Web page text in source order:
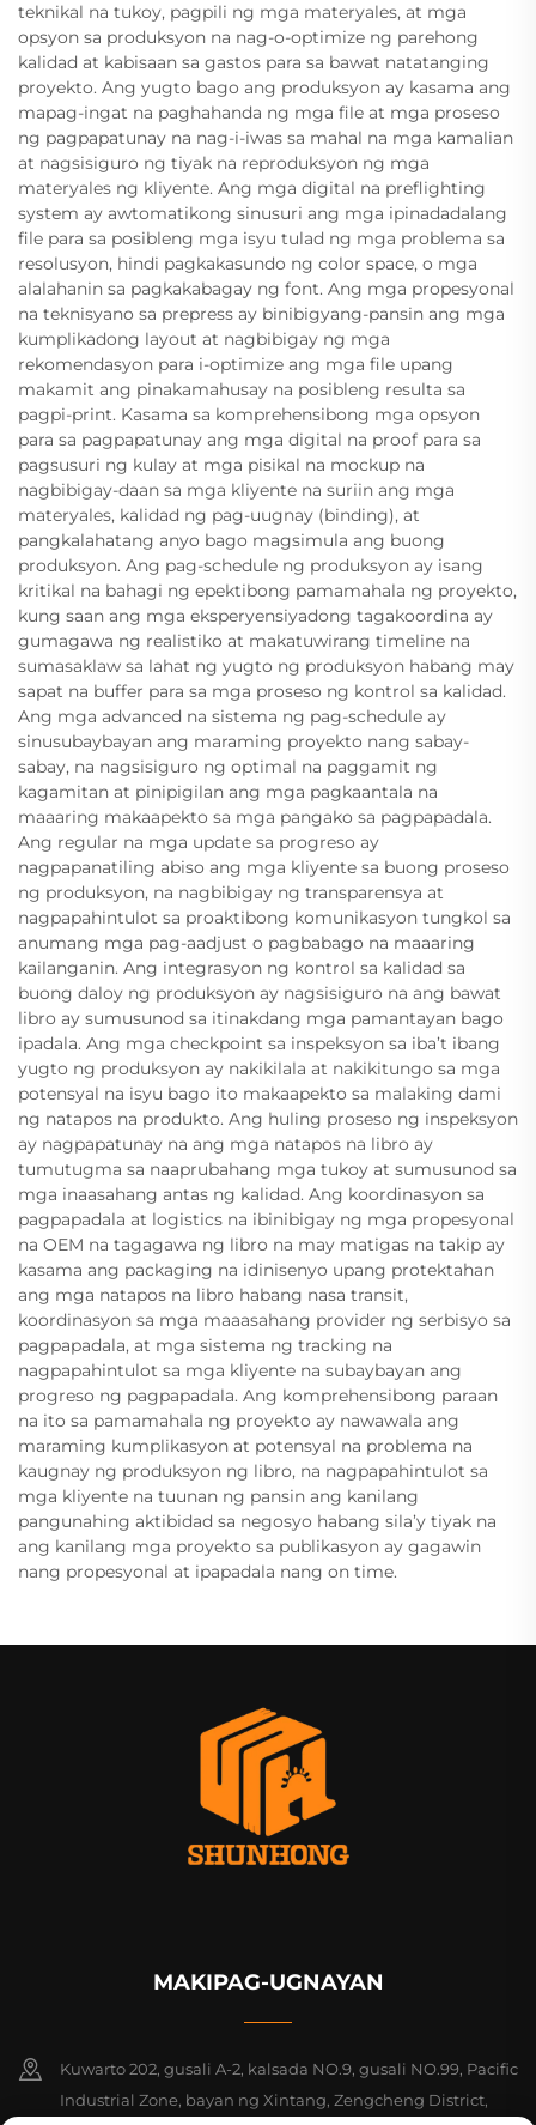
teknikal na tukoy, pagpili ng mga materyales, at mga
opsyon sa produksyon na nag-o-optimize ng parehong
kalidad at kabisaan sa gastos para sa bawat natatanging
proyekto. Ang yugto bago ang produksyon ay kasama ang
mapag-ingat na paghahanda ng mga file at mga proseso
ng pagpapatunay na nag-i-iwas sa mahal na mga kamalian
at nagsisiguro ng tiyak na reproduksyon ng mga
materyales ng kliyente. Ang mga digital na preflighting
system ay awtomatikong sinusuri ang mga ipinadadalang
file para sa posibleng mga isyu tulad ng mga problema sa
resolusyon, hindi pagkakasundo ng color space, o mga
alalahanin sa pagkakabagay ng font. Ang mga propesyonal
na teknisyano sa prepress ay binibigyang-pansin ang mga
kumplikadong layout at nagbibigay ng mga
rekomendasyon para i-optimize ang mga file upang
makamit ang pinakamahusay na posibleng resulta sa
pagpi-print. Kasama sa komprehensibong mga opsyon
para sa pagpapatunay ang mga digital na proof para sa
pagsusuri ng kulay at mga pisikal na mockup na
nagbibigay-daan sa mga kliyente na suriin ang mga
materyales, kalidad ng pag-uugnay (binding), at
pangkalahatang anyo bago magsimula ang buong
produksyon. Ang pag-schedule ng produksyon ay isang
kritikal na bahagi ng epektibong pamamahala ng proyekto,
kung saan ang mga eksperyensiyadong tagakoordina ay
gumagawa ng realistiko at makatuwirang timeline na
sumasaklaw sa lahat ng yugto ng produksyon habang may
sapat na buffer para sa mga proseso ng kontrol sa kalidad.
Ang mga advanced na sistema ng pag-schedule ay
sinusubaybayan ang maraming proyekto nang sabay-
sabay, na nagsisiguro ng optimal na paggamit ng
kagamitan at pinipigilan ang mga pagkaantala na
maaaring makaapekto sa mga pangako sa pagpapadala.
Ang regular na mga update sa progreso ay
nagpapanatiling abiso ang mga kliyente sa buong proseso
ng produksyon, na nagbibigay ng transparensya at
nagpapahintulot sa proaktibong komunikasyon tungkol sa
anumang mga pag-aadjust o pagbabago na maaaring
kailanganin. Ang integrasyon ng kontrol sa kalidad sa
buong daloy ng produksyon ay nagsisiguro na ang bawat
libro ay sumusunod sa itinakdang mga pamantayan bago
ipadala. Ang mga checkpoint sa inspeksyon sa iba’t ibang
yugto ng produksyon ay nakikilala at nakikitungo sa mga
potensyal na isyu bago ito makaapekto sa malaking dami
ng natapos na produkto. Ang huling proseso ng inspeksyon
ay nagpapatunay na ang mga natapos na libro ay
tumutugma sa naaprubahang mga tukoy at sumusunod sa
mga inaasahang antas ng kalidad. Ang koordinasyon sa
pagpapadala at logistics na ibinibigay ng mga propesyonal
na OEM na tagagawa ng libro na may matigas na takip ay
kasama ang packaging na idinisenyo upang protektahan
ang mga natapos na libro habang nasa transit,
koordinasyon sa mga maaasahang provider ng serbisyo sa
pagpapadala, at mga sistema ng tracking na
nagpapahintulot sa mga kliyente na subaybayan ang
progreso ng pagpapadala. Ang komprehensibong paraan
na ito sa pamamahala ng proyekto ay nawawala ang
maraming kumplikasyon at potensyal na problema na
kaugnay ng produksyon ng libro, na nagpapahintulot sa
mga kliyente na tuunan ng pansin ang kanilang
pangunahing aktibidad sa negosyo habang sila’y tiyak na
ang kanilang mga proyekto sa publikasyon ay gagawin
nang propesyonal at ipapadala nang on time.
MAKIPAG-UGNAYAN
Kuwarto 202, gusali A-2, kalsada NO.9, gusali NO.99, Pacific
Industrial Zone, bayan ng Xintang, Zengcheng District,